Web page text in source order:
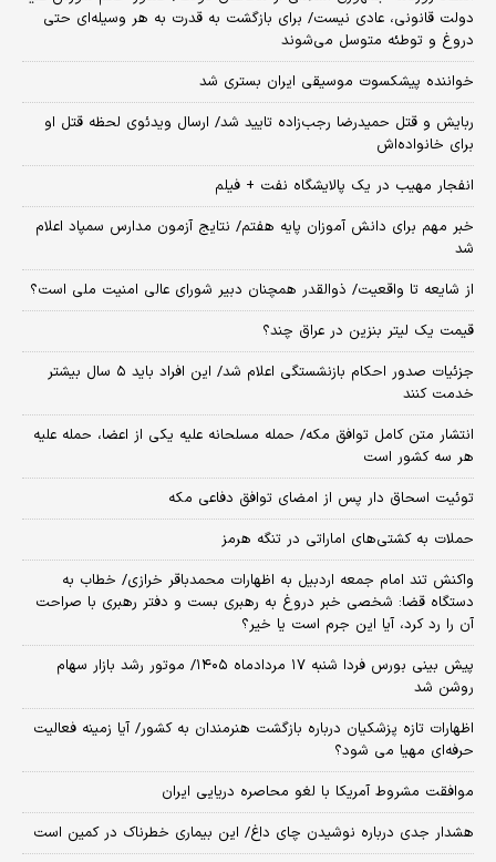
دولت قانونی، عادی نیست/ برای بازگشت به قدرت به هر وسیله‌ای حتی
دروغ و توطئه متوسل می‌شوند
خواننده پیشکسوت موسیقی ایران بستری شد
ربایش و قتل حمیدرضا رجب‌زاده تایید شد/ ارسال ویدئوی لحظه قتل او
برای خانواده‌اش
انفجار مهیب در یک پالایشگاه نفت + فیلم
خبر مهم برای دانش آموزان پایه هفتم/ نتایج آزمون مدارس سمپاد اعلام
شد
از شایعه تا واقعیت/ ذوالقدر همچنان دبیر شورای ‌عالی امنیت ملی است؟
قیمت یک لیتر بنزین در عراق چند؟
جزئیات صدور احکام بازنشستگی اعلام شد/ این افراد باید ۵ سال بیشتر
خدمت کنند
انتشار متن کامل توافق مکه/ حمله مسلحانه علیه یکی از اعضا، حمله علیه
هر سه کشور است
توئیت اسحاق دار پس از امضای توافق دفاعی مکه
حملات به کشتی‌های اماراتی در تنگه هرمز
واکنش تند امام جمعه اردبیل به اظهارات محمدباقر خرازی/ خطاب به
دستگاه قضا: شخصی خبر دروغ به رهبری بست و دفتر رهبری با صراحت
آن را رد کرد، آیا این جرم است یا خیر؟
پیش بینی بورس فردا شنبه ۱۷ مردادماه ۱۴۰۵/ موتور رشد بازار سهام
روشن شد
اظهارات تازه پزشکیان درباره بازگشت هنرمندان به کشور/ آیا زمینه فعالیت
حرفه‌ای مهیا می شود؟
موافقت مشروط آمریکا با لغو محاصره دریایی ایران
هشدار جدی درباره نوشیدن چای داغ/ این بیماری خطرناک در کمین است